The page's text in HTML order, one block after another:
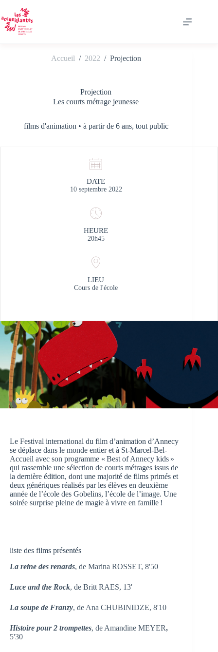
contenu
Accueil / 2022 / Projection
Projection
Les courts métrage jeunesse
films d'animation • à partir de 6 ans, tout public
DATE
10 septembre 2022
HEURE
20h45
LIEU
Cours de l'école
Le Festival international du film d’animation d’Annecy
se déplace dans le monde entier et à St-Marcel-Bel-
Accueil avec son programme « Best of Annecy kids »
qui rassemble une sélection de courts métrages issus de
la dernière édition, dont une majorité de films primés et
deux génériques réalisés par les élèves en deuxième
année de l’école des Gobelins, l’école de l’image. Une
soirée surprise pleine de magie à vivre en famille !
liste des films présentés
La reine des renards, de Marina ROSSET, 8'50
Luce and the Rock, de Britt RAES, 13'
La soupe de Franzy, de Ana CHUBINIDZE, 8'10
Histoire pour 2 trompettes, de Amandine MEYER,
5'30